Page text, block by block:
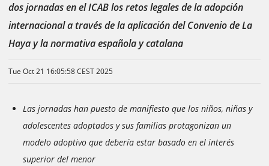
dos jornadas en el ICAB los retos legales de la adopción
internacional a través de la aplicación del Convenio de La
Haya y la normativa española y catalana
Tue Oct 21 16:05:58 CEST 2025
Las jornadas han puesto de manifiesto que los niños, niñas y
adolescentes adoptados y sus familias protagonizan un
modelo adoptivo que debería estar basado en el interés
superior del menor